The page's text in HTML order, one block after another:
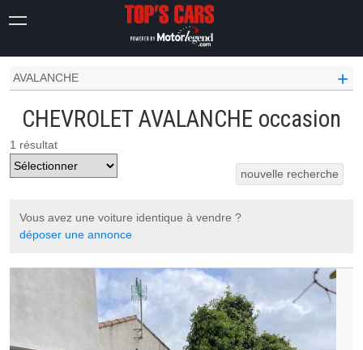
CHEVROLET OCCASION
AVALANCHE
+
CHEVROLET AVALANCHE occasion
1 résultat
nouvelle recherche
Vous avez une voiture identique à vendre ?
déposer une annonce